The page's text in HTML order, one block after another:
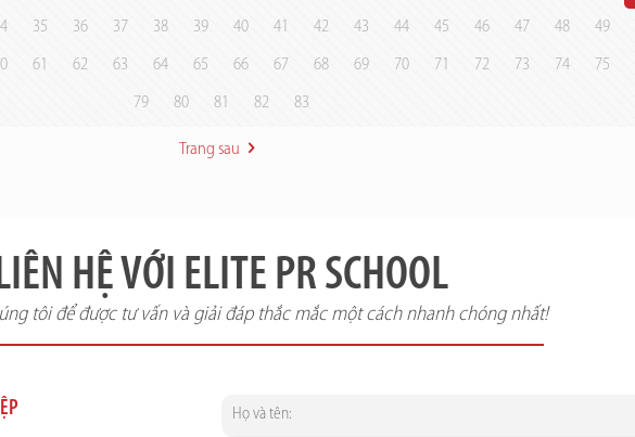
35 36 37 38 39 40 41 42 43 44 45 46 47 48 49
61 62 63 64 65 66 67 68 69 70 71 72 73 74 75
79 80 81 82 83
Trang sau
HỆ VỚI ELITE PR SCHOOL
tôi để được tư vấn và giải đáp thắc mắc một cách nhanh chóng nhất!